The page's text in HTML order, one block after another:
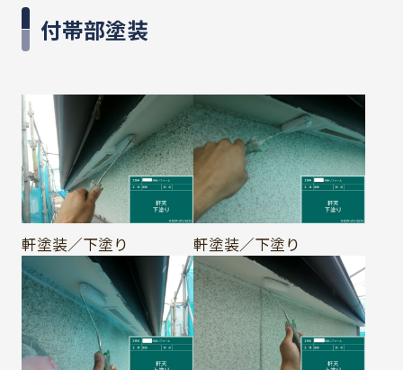
付帯部塗装
軒塗装／下塗り 軒塗装／下塗り